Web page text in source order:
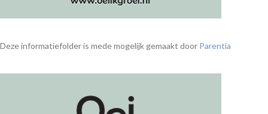
Deze informatiefolder is mede mogelijk gemaakt door Parentia